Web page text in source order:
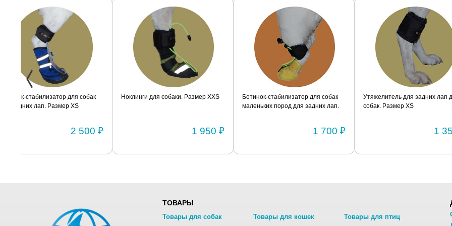
Ноклинги для собаки. Размер XXS
1 950 ₽
Ботинок-стабилизатор для собак
маленьких пород для задних лап.
1 700 ₽
Утяжелитель для задних лап для
собак. Размер XS
1 350 ₽
Утяжелитель для
собак. Размер S
ТОВАРЫ
Товары для собак Товары для кошек Товары для птиц